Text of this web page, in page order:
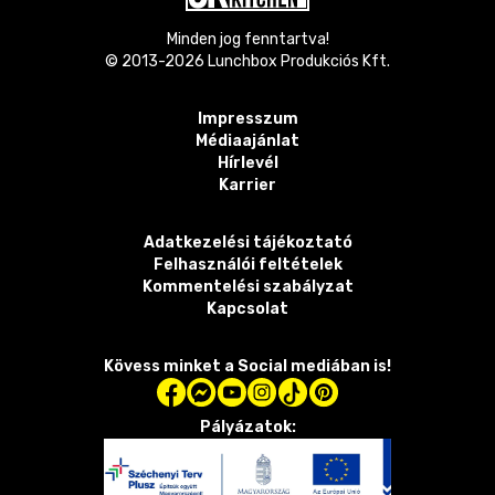
Minden jog fenntartva!
© 2013-2026 Lunchbox Produkciós Kft.
Impresszum
Médiaajánlat
Hírlevél
Karrier
Adatkezelési tájékoztató
Felhasználói feltételek
Kommentelési szabályzat
Kapcsolat
Kövess minket a Social mediában is!
Pályázatok: